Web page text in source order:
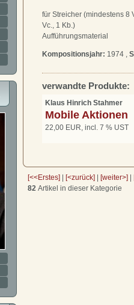
für Streicher (mindestens 8
Vc., 1 Kb.)
Aufführungsmaterial
Kompositionsjahr: 1974 ,
verwandte Produkte:
Klaus Hinrich Stahmer
Mobile Aktionen
22,00 EUR, incl. 7 % UST
[<<Erstes] [<zurück] [weiter>]
82 Artikel in dieser Kategorie